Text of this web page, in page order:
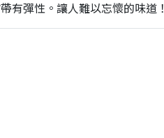
有彈性。讓人難以忘懷的味道！